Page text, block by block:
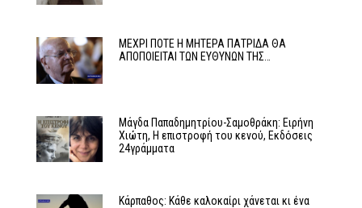
ΜΕΧΡΙ ΠΟΤΕ Η ΜΗΤΕΡΑ ΠΑΤΡΙΔΑ ΘΑ
ΑΠΟΠΟΙΕΙΤΑΙ ΤΩΝ ΕΥΘΥΝΩΝ ΤΗΣ…
Μάγδα Παπαδημητρίου-Σαμοθράκη: Ειρήνη
Χιώτη, Η επιστροφή του κενού, Εκδόσεις
24γράμματα
Κάρπαθος: Κάθε καλοκαίρι χάνεται κι ένα